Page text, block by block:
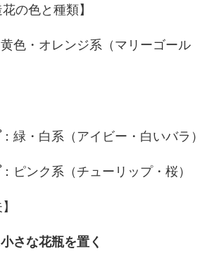
の色と種類】
色・オレンジ系（マリーゴール
：緑・白系（アイビー・白いバラ）
：ピンク系（チューリップ・桜）
さな花瓶を置く